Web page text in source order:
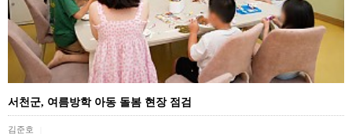
서천군, 여름방학 아동 돌봄 현장 점검
김준호